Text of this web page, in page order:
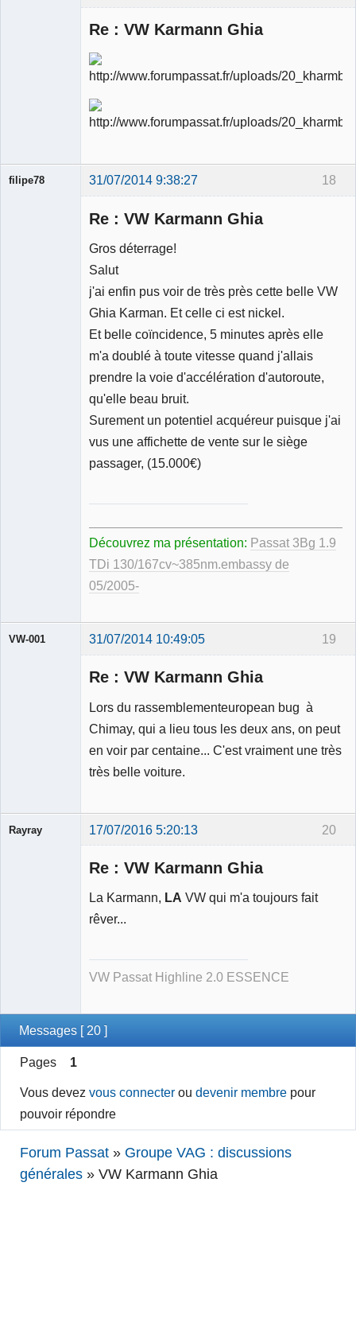
Re : VW Karmann Ghia
18
filipe78 31/07/2014 9:38:27
Re : VW Karmann Ghia
Gros déterrage!
Salut
j'ai enfin pus voir de très près cette belle VW
Ghia Karman. Et celle ci est nickel.
Et belle coïncidence, 5 minutes après elle
m'a doublé à toute vitesse quand j'allais
prendre la voie d'accélération d'autoroute,
qu'elle beau bruit.
Surement un potentiel acquéreur puisque j'ai
vus une affichette de vente sur le siège
passager, (15.000€)
Découvrez ma présentation: Passat 3Bg 1.9
TDi 130/167cv~385nm.embassy de
05/2005-
19
VW-001 31/07/2014 10:49:05
Re : VW Karmann Ghia
Lors du rassemblementeuropean bug à
Chimay, qui a lieu tous les deux ans, on peut
en voir par centaine... C'est vraiment une très
très belle voiture.
20
Rayray 17/07/2016 5:20:13
Re : VW Karmann Ghia
La Karmann, LA VW qui m'a toujours fait
rêver...
VW Passat Highline 2.0 ESSENCE
Messages [ 20 ]
Pages 1
Vous devezvous connecter oudevenir membre pour
pouvoir répondre
Forum Passat » Groupe VAG : discussions
générales »VW Karmann Ghia